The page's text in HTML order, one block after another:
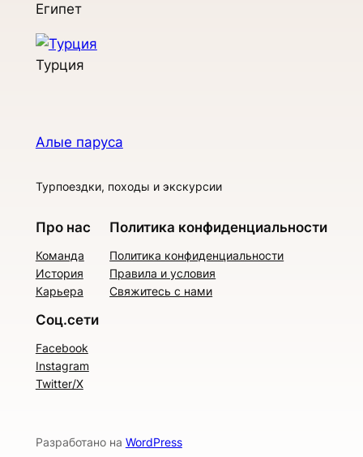
Египет
Турция
Алые паруса
Турпоездки, походы и экскурсии
Про нас
Команда
История
Карьера
Политика конфиденциальности
Политика конфиденциальности
Правила и условия
Свяжитесь с нами
Соц.сети
Facebook
Instagram
Twitter/X
Разработано на WordPress